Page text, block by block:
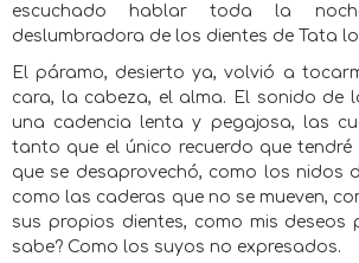
escuchado hablar toda la
deslumbradora de los dientes de Tata
El páramo, desierto ya, volvió a
cara, la cabeza, el alma. El sonido de
una cadencia lenta y pegajosa, las
tanto que el único recuerdo que tendré
que se desaprovechó, como los nidos
como las caderas que no se mueven,
sus propios dientes, como mis deseos
sabe? Como los suyos no expresados.